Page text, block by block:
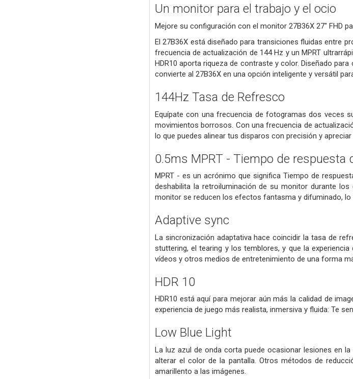
Un monitor para el trabajo y el ocio
Mejore su configuración con el monitor 27B36X 27" FHD
El 27B36X está diseñado para transiciones fluidas entre
frecuencia de actualización de 144 Hz y un MPRT
HDR10 aporta riqueza de contraste y color. Diseñado
convierte al 27B36X en una opción inteligente y versátil
144Hz Tasa de Refresco
Equípate con una frecuencia de fotogramas dos veces
movimientos borrosos. Con una frecuencia de
lo que puedes alinear tus disparos con precisión y
0.5ms MPRT - Tiempo de respuesta
MPRT - es un acrónimo que significa Tiempo de
deshabilita la retroiluminación de su monitor durante
monitor se reducen los efectos fantasma y difuminado, lo
Adaptive sync
La sincronización adaptativa hace coincidir la tasa de
stuttering, el tearing y los temblores, y que la
vídeos y otros medios de entretenimiento de una forma
HDR 10
HDR10 está aquí para mejorar aún más la calidad de
experiencia de juego más realista, inmersiva y fluida: Te
Low Blue Light
La luz azul de onda corta puede ocasionar lesiones en
alterar el color de la pantalla. Otros métodos de
amarillento a las imágenes.